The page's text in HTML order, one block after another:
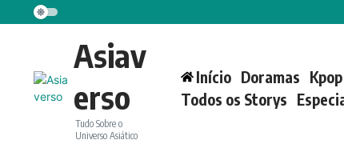
Ir para o conteúdo
Asiav
erso
Tudo Sobre o
Universo Asiático
Início Doramas Kpop
Todos os Storys